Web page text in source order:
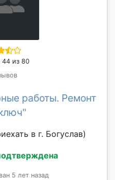
44 из 80
работы. Ремонт
в г. Богуслав)
5 лет назад